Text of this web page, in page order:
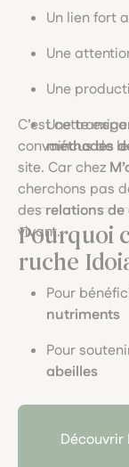
Un lien fort
Une
Une
Une
méthodes
C’est cette
convaincus de
site. Car chez
cherchons pas
desrelations
vivant.
Pourquoi
ruche
Pour
nutriments
Pour
abeilles
Pour
Pour
Découvrir